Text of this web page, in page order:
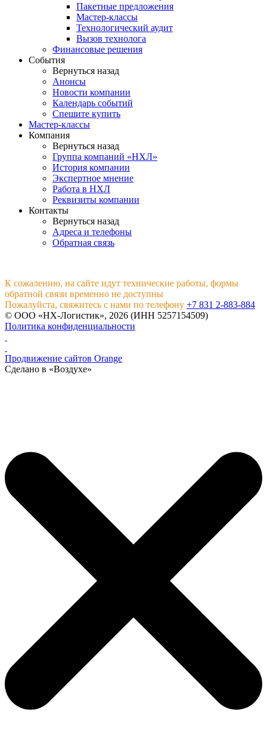
Пакетные предложения
Мастер-классы
Технологический аудит
Вызов технолога
Финансовые решения
События
Вернуться назад
Анонсы
Новости компании
Календарь событий
Спешите купить
Мастер-классы
Компания
Вернуться назад
Группа компаний «НХЛ»
История компании
Экспертное мнение
Работа в НХЛ
Реквизиты компании
Контакты
Вернуться назад
Адреса и телефоны
Обратная связь
К сожалению, на сайте идут технические работы, формы
обратной связи временно не доступны
Пожалуйста, свяжитесь с нами по телефону +7 831 2-883-884
© ООО «НХ-Логистик», 2026 (ИНН 5257154509)
Политика конфиденциальности
Продвижение сайтов Orange
Сделано в «Воздухе»